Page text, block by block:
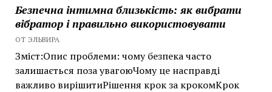
Безпечна інтимна близькість: як вибрати
вібратор і правильно використовувати
ОТ ЭЛЬВИРА
Зміст:Опис проблеми: чому безпека часто
залишається поза увагоюЧому це насправді
важливо вирішитиРішення крок за крокомКрок